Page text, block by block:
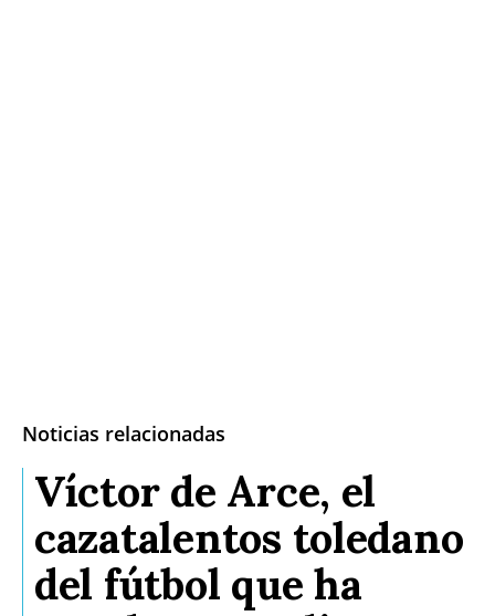
Noticias relacionadas
Víctor de Arce, el
cazatalentos toledano
del fútbol que ha